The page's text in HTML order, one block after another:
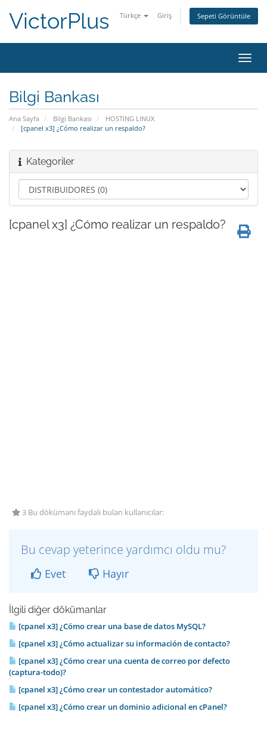
Türkçe Giriş Sepeti Görüntüle
VictorPlus
Bilgi Bankası
Ana Sayfa Bilgi Bankası
HOSTING LINUX
[cpanel x3] ¿Cómo realizar un respaldo?
Kategoriler
[cpanel x3] ¿Cómo realizar un respaldo?
3 Bu dökümanı faydalı bulan kullanıcılar:
Bu cevap yeterince yardımcı oldu mu?
Evet Hayır
İlgili diğer dökümanlar
[cpanel x3] ¿Cómo crear una base de datos MySQL?
[cpanel x3] ¿Cómo actualizar su información de contacto?
[cpanel x3] ¿Cómo crear una cuenta de correo por defecto
(captura-todo)?
[cpanel x3] ¿Cómo crear un contestador automático?
[cpanel x3] ¿Cómo crear un dominio adicional en cPanel?